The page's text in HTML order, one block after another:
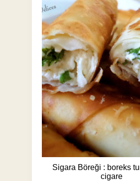
Sigara Böreği : boreks
cigare